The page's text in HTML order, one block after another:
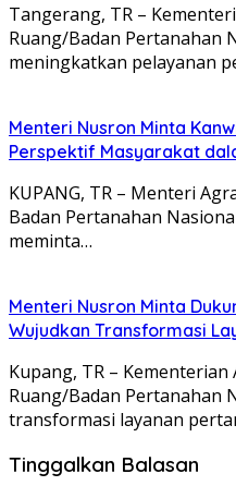
Tangerang, TR –
Ruang/Badan Pertanahan
meningkatkan pelayanan
Menteri Nusron Minta
Perspektif Masyarakat
KUPANG, TR – Menteri
Badan Pertanahan
meminta…
Menteri Nusron Minta
Wujudkan Transformasi
Kupang, TR –
Ruang/Badan Pertanahan
transformasi layanan
Tinggalkan Balasan